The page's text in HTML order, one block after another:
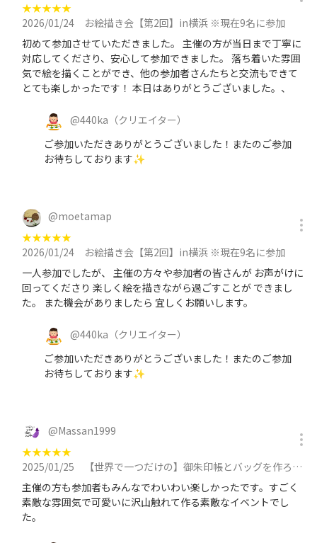
★★★★★
2026/01/24
お絵描き会【第2回】in横浜 ※現在9名に参加
初めて参加させていただきました。 主催の方が当日まで丁寧に
対応してくださり、安心して参加できました。 落ち着いた雰囲
気で絵を描くことができ、他の参加者さんたちと交流もできて
とても楽しかったです！ 本日はありがとうございました。、
@440ka （クリエイター）
ご参加いただきありがとうございました！またのご参加
お待ちしております✨
@moetamap
★★★★★
2026/01/24
お絵描き会【第2回】in横浜 ※現在9名に参加
一人参加でしたが、 主催の方々や参加者の皆さんが お声がけに
回ってくださり 楽しく絵を描きながら過ごすことが できまし
た。 また機会がありましたら 宜しくお願いします。
@440ka （クリエイター）
ご参加いただきありがとうございました！またのご参加
お待ちしております✨
@Massan1999
★★★★★
2025/01/25
【世界で一つだけの】御朱印帳とバッグを作ろう！創作イベント開催中🎨✨に参加
主催の方も参加者もみんなでわいわい楽しかったです。すごく
素敵な雰囲気で可愛いに沢山触れて作る素敵なイベントでし
た。